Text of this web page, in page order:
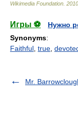
Wikimedia Foundation 2010
Игры ⚽
Нужно
Synonyms:
Faithful true
Mr.